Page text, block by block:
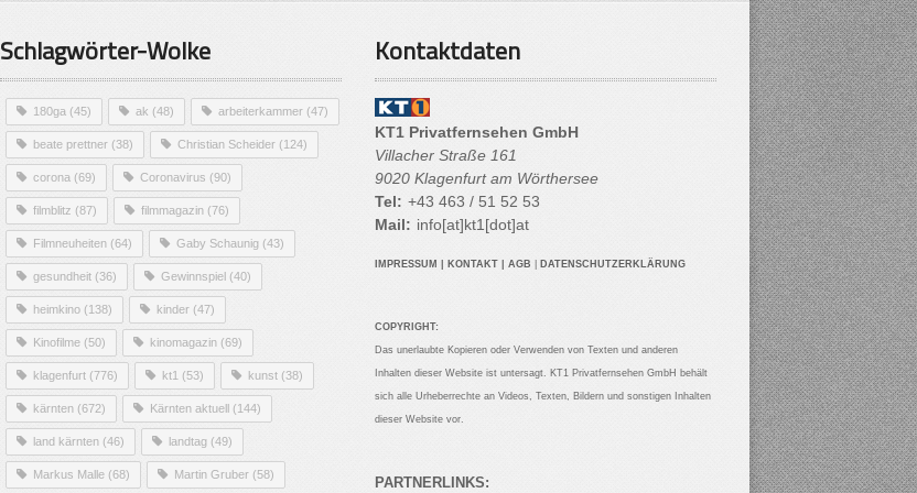
Schlagwörter-Wolke
180ga (45) ak (48) arbeiterkammer (47)
beate prettner (38) Christian Scheider (124)
corona (69) Coronavirus (90)
filmblitz (87) filmmagazin (76)
Filmneuheiten (64) Gaby Schaunig (43)
gesundheit (36) Gewinnspiel (40)
heimkino (138) kinder (47)
Kinofilme (50) kinomagazin (69)
klagenfurt (776) kt1 (53) kunst (38)
kärnten (672) Kärnten aktuell (144)
land kärnten (46) landtag (49)
Markus Malle (68) Martin Gruber (58)
Kontaktdaten
KT1 Privatfernsehen GmbH
Villacher Straße 161
9020 Klagenfurt am Wörthersee
Tel: +43 463 / 51 52 53
Mail: info[at]kt1[dot]at
IMPRESSUM KONTAKT AGB DATENSCHUTZERKLÄRUNG
COPYRIGHT:
Das unerlaubte Kopieren oder Verwenden von Texten und anderen
Inhalten dieser Website ist untersagt. KT1 Privatfernsehen GmbH behält
sich alle Urheberrechte an Videos, Texten, Bildern und sonstigen Inhalten
dieser Website vor.
PARTNERLINKS: